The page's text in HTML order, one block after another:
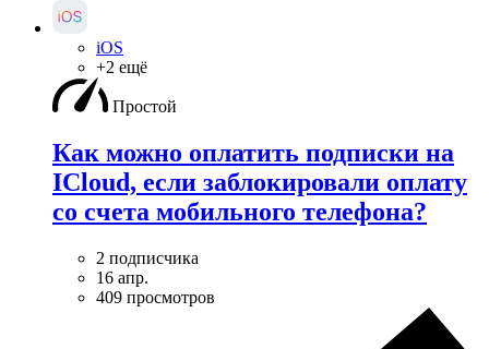
iOS
+2 ещё
Простой
Как можно оплатить подписки на
ICloud, если заблокировали оплату
со счета мобильного телефона?
2 подписчика
16 апр.
409 просмотров